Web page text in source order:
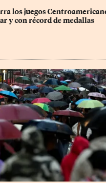
los juegos
y con récord de medallas